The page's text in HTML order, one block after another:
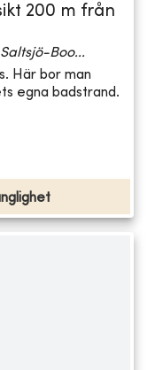
200 m från
Boo...
Här bor man
egna badstrand.